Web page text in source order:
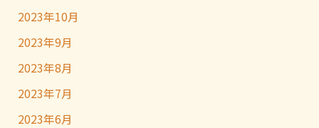
2023年10月
2023年9月
2023年8月
2023年7月
2023年6月